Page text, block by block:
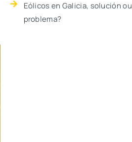
Eólicos en Galicia, solución ou
problema?